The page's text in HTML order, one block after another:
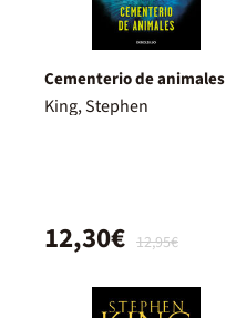
Cementerio de animales
King, Stephen
12,95€
12,30€